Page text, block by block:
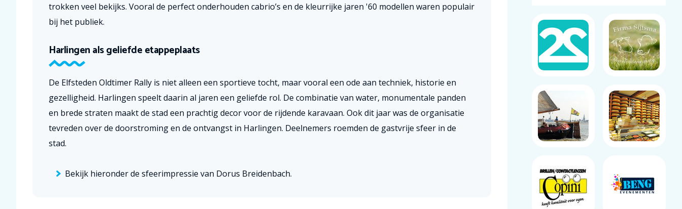
trokken veel bekijks. Vooral de perfect onderhouden cabrio’s en de kleurrijke jaren '60 modellen waren populair
bij het publiek.
Harlingen als geliefde etappeplaats
De Elfsteden Oldtimer Rally is niet alleen een sportieve tocht, maar vooral een ode aan techniek, historie en
gezelligheid. Harlingen speelt daarin al jaren een geliefde rol. De combinatie van water, monumentale panden
en brede straten maakt de stad een prachtig decor voor de rijdende karavaan. Ook dit jaar was de organisatie
tevreden over de doorstroming en de ontvangst in Harlingen. Deelnemers roemden de gastvrije sfeer in de
stad.
Bekijk hieronder de sfeerimpressie van Dorus Breidenbach.